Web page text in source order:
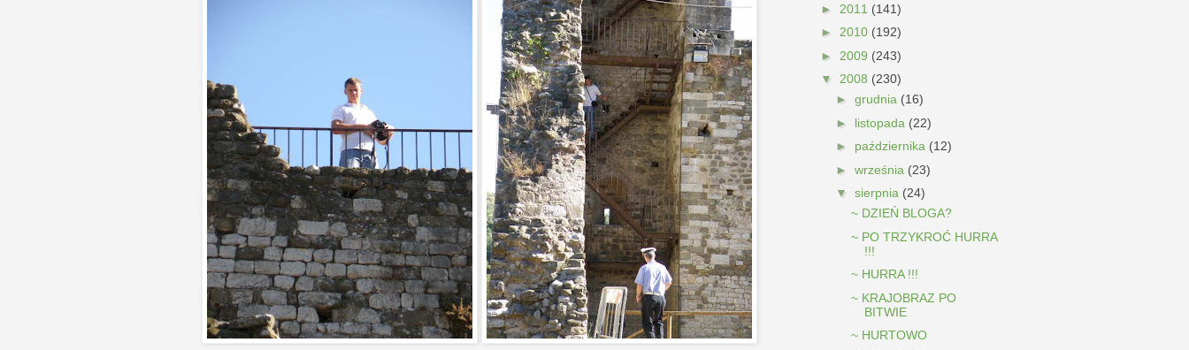
► 2011 (141)
► 2010 (192)
► 2009 (243)
▼ 2008 (230)
► grudnia (16)
► listopada (22)
► października (12)
► września (23)
▼ sierpnia (24)
~ DZIEŃ BLOGA?
~ PO TRZYKROĆ HURRA
!!!
~ HURRA !!!
~ KRAJOBRAZ PO
BITWIE
~ HURTOWO